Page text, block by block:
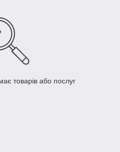
товарів або послуг